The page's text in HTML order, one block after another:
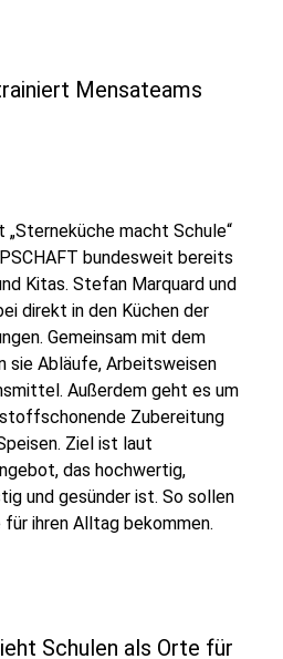
Mensateams
macht Schule“
bundesweit bereits
Kitas. Stefan Marquard und
direkt in den Küchen der
Gemeinsam mit dem
sie Abläufe, Arbeitsweisen
Außerdem geht es um
Zubereitung
Ziel ist laut
das hochwertig,
und gesünder ist. So sollen
ihren Alltag bekommen.
Schulen als Orte für